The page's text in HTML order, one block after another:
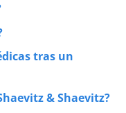
tras un
& Shaevitz?